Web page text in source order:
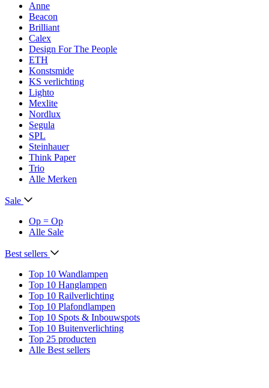
Anne
Beacon
Brilliant
Calex
Design For The People
ETH
Konstsmide
KS verlichting
Lighto
Mexlite
Nordlux
Segula
SPL
Steinhauer
Think Paper
Trio
Alle Merken
Sale
Op = Op
Alle Sale
Best sellers
Top 10 Wandlampen
Top 10 Hanglampen
Top 10 Railverlichting
Top 10 Plafondlampen
Top 10 Spots & Inbouwspots
Top 10 Buitenverlichting
Top 25 producten
Alle Best sellers